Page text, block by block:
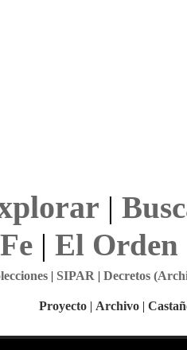
|
| El Orden
| SIPAR | Decretos
Proyecto | Archivo |